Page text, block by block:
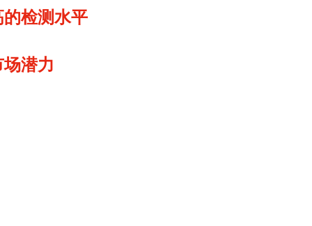
检测水平
潜力